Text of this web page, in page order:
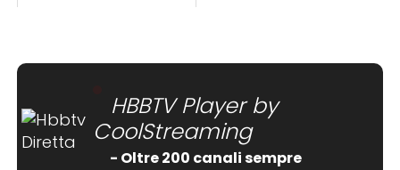
HBBTV Player by
CoolStreaming
- Oltre 200 canali sempre